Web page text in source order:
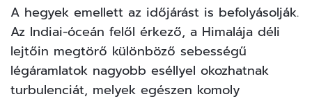
A hegyek emellett az időjárást is befolyásolják.
Az Indiai-óceán felől érkező, a Himalája déli
lejtőin megtörő különböző sebességű
légáramlatok nagyobb eséllyel okozhatnak
turbulenciát, melyek egészen komoly